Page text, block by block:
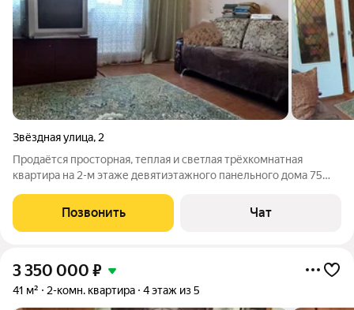
Звёздная улица, 2
Продаётся просторная, теплая и светлая трёхкомнатная
квартира на 2-м этаже девятиэтажного панельного дома 75
востребованном районе города, в самом центре Монгоры.
Общая площадь квартиры 64,7 кв.м., три
Позвонить Чат
3 350 000 ₽
41 м² 2-комн. квартира 4 этаж из 5